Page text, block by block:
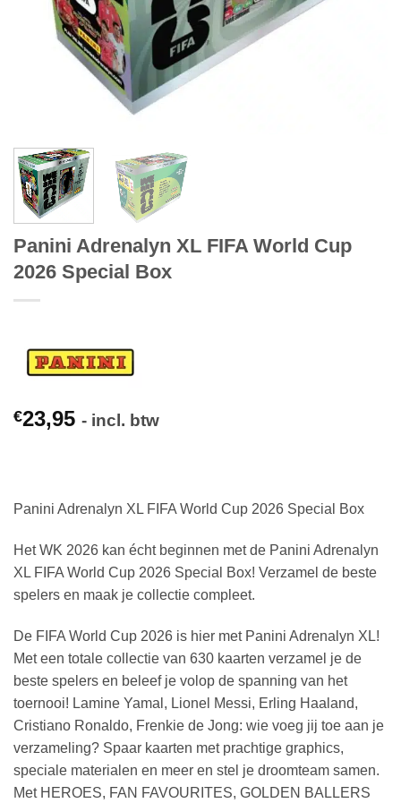
Panini Adrenalyn XL FIFA World Cup
2026 Special Box
€23,95 - incl. btw
Panini Adrenalyn XL FIFA World Cup 2026 Special Box
Het WK 2026 kan écht beginnen met de Panini Adrenalyn
XL FIFA World Cup 2026 Special Box! Verzamel de beste
spelers en maak je collectie compleet.
De FIFA World Cup 2026 is hier met Panini Adrenalyn XL!
Met een totale collectie van 630 kaarten verzamel je de
beste spelers en beleef je volop de spanning van het
toernooi! Lamine Yamal, Lionel Messi, Erling Haaland,
Cristiano Ronaldo, Frenkie de Jong: wie voeg jij toe aan je
verzameling? Spaar kaarten met prachtige graphics,
speciale materialen en meer en stel je droomteam samen.
Met HEROES, FAN FAVOURITES, GOLDEN BALLERS